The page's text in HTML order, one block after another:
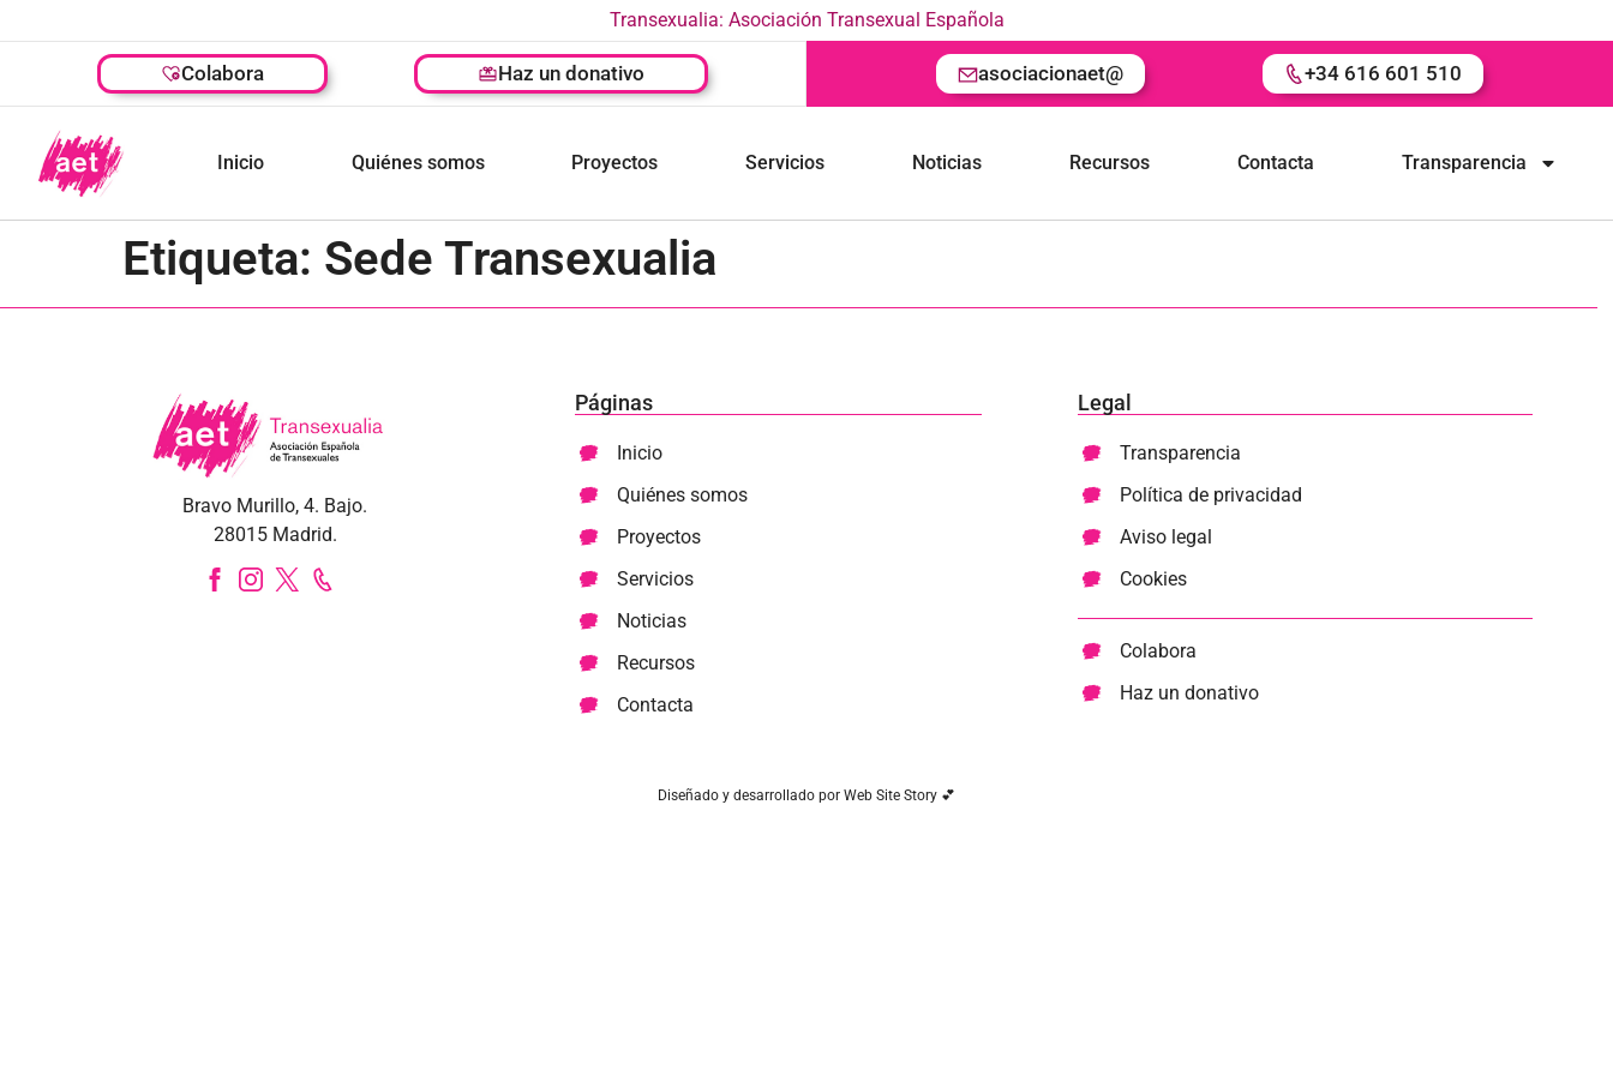
Transexualia: Asociación Transexual Española
Inicio Quiénes somos Proyectos Servicios Noticias Recursos Contacta Transparencia
Colabora Haz un donativo asociacionaet@ +34 616 601 510
Etiqueta: Sede Transexualia
Bravo Murillo, 4. Bajo.
28015 Madrid.
Páginas
Inicio
Quiénes somos
Proyectos
Servicios
Noticias
Recursos
Contacta
Legal
Transparencia
Política de privacidad
Aviso legal
Cookies
Colabora
Haz un donativo
Diseñado y desarrollado por Web Site Story 💕